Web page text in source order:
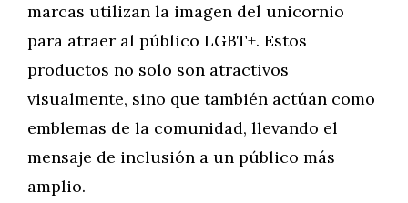
marcas utilizan la imagen del unicornio
para atraer al público LGBT+. Estos
productos no solo son atractivos
visualmente, sino que también actúan como
emblemas de la comunidad, llevando el
mensaje de inclusión a un público más
amplio.